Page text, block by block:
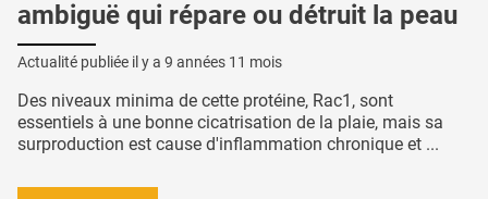
ambiguë qui répare ou détruit la peau
Actualité publiée il y a 9 années 11 mois
Des niveaux minima de cette protéine, Rac1, sont
essentiels à une bonne cicatrisation de la plaie, mais sa
surproduction est cause d'inflammation chronique et ...